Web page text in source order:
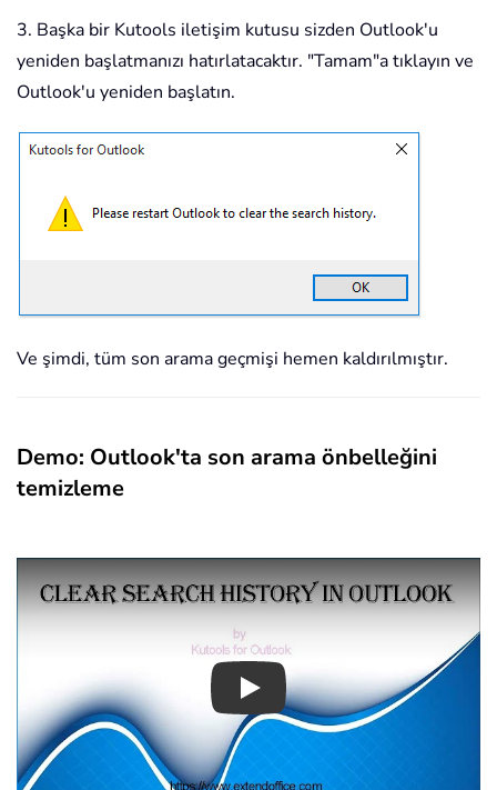
3. Başka bir Kutools iletişim kutusu sizden Outlook'u
yeniden başlatmanızı hatırlatacaktır. "Tamam"a tıklayın ve
Outlook'u yeniden başlatın.
Ve şimdi, tüm son arama geçmişi hemen kaldırılmıştır.
Demo: Outlook'ta son arama önbelleğini
temizleme
Play